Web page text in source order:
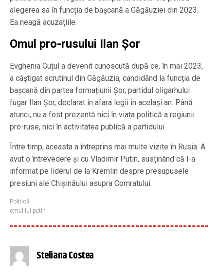
alegerea sa în funcția de bașcană a Găgăuziei din 2023.
Ea neagă acuzațiile.
Omul pro-rusului Ilan Șor
Evghenia Guțul a devenit cunoscută după ce, în mai 2023,
a câștigat scrutinul din Găgăuzia, candidând la funcția de
bașcană din partea formațiunii Șor, partidul oligarhului
fugar Ilan Șor, declarat în afara legii în același an. Până
atunci, nu a fost prezentă nici în viața politică a regiunii
pro-ruse, nici în activitatea publică a partidului.
Între timp, aceasta a întreprins mai multe vizite în Rusia. A
avut o întrevedere și cu Vladimir Putin, susținând că l-a
informat pe liderul de la Kremlin despre presupusele
presiuni ale Chișinăului asupra Comratului.
Politică
omul lui putin
Steliana Costea